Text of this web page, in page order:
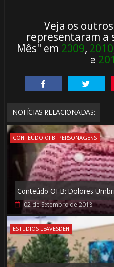
Veja os
representaram a
Mês" em 2009, 2010
e
NOTÍCIAS RELACIONADAS:
CONTEÚDO OFB: PERSONAGENS
Conteúdo OFB: Dolores
02 de Setembro de 2018
ESTUDIOS LEAVESDEN